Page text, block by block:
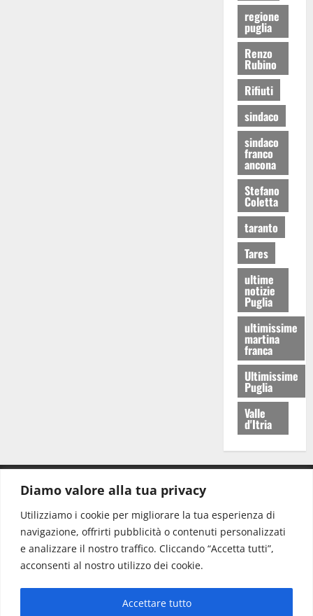
Diamo valore alla tua privacy
Utilizziamo i cookie per migliorare la tua esperienza di
navigazione, offrirti pubblicità o contenuti personalizzati
e analizzare il nostro traffico. Cliccando “Accetta tutti”,
acconsenti al nostro utilizzo dei cookie.
Accettare tutto
regione
puglia
Renzo
Rubino
Rifiuti
sindaco
sindaco
franco
ancona
Stefano
Coletta
taranto
Tares
ultime
notizie
Puglia
ultimissime
martina
franca
Ultimissime
Puglia
Valle
d'Itria
Redazione: redazione@www.martinasera.it
Direttore:direttore@www.martinasera.it
Info & Commerciale:info@www.martinasera.it